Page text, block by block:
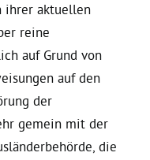
ihrer aktuellen
reine
auf Grund von
auf den
der
gemein mit der
die